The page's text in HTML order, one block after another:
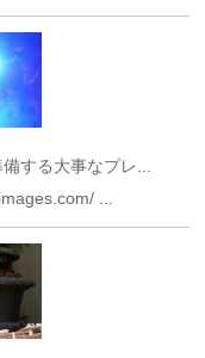
する大事なプレ...
...